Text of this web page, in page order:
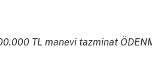
TL manevi tazminat